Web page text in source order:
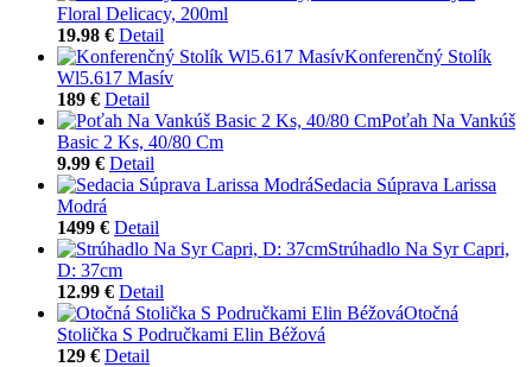
Floral Delicacy, 200ml
19.98 € Detail
Konferenčný Stolík
Wl5.617 Masív
189 € Detail
Poťah Na Vankúš
Basic 2 Ks, 40/80 Cm
9.99 € Detail
Sedacia Súprava Larissa
Modrá
1499 € Detail
Strúhadlo Na Syr Capri,
D: 37cm
12.99 € Detail
Otočná
Stolička S Područkami Elin Béžová
129 € Detail